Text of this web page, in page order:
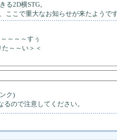
る2D横STG。
ここで重大なお知らせが来たようで
～～～すぅ
～～い＞＜
ク)
ので注意してください。